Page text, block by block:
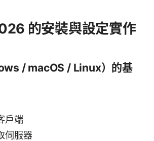
的安裝與設定實作
/ macOS / Linux）的基
戶端
伺服器